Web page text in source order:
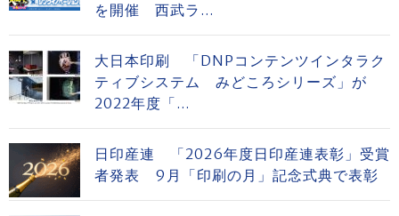
を開催 西武ラ...
大日本印刷 「DNPコンテンツインタラク
ティブシステム みどころシリーズ」が
2022年度「...
日印産連 「2026年度日印産連表彰」受賞
者発表 9月「印刷の月」記念式典で表彰